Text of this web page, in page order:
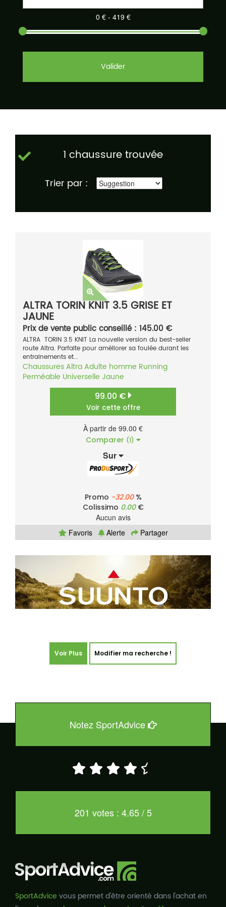
Valider
1 chaussure trouvée
Trier par :
ALTRA TORIN KNIT 3.5 GRISE ET
JAUNE
Prix de vente public conseillé : 145.00 €
ALTRA TORIN 3.5 KNIT La nouvelle version du best-seller
route Altra. Parfaite pour améliorer sa foulée durant les
entrainements et...
ChaussuresAltraAdulte homme Running
Perméable Universelle Jaune
99.00 €
Voir cette offre
À partir de 99.00 €
Comparer (1)
Sur
Promo -32.00%
Colissimo 0.00€
Aucun avis
Favoris
Alerte Partager
Voir Plus Modifier ma recherche !
Notez SportAdvice
201 votes : 4.65 / 5
SportAdvice vous permet d'être orienté dans l'achat en